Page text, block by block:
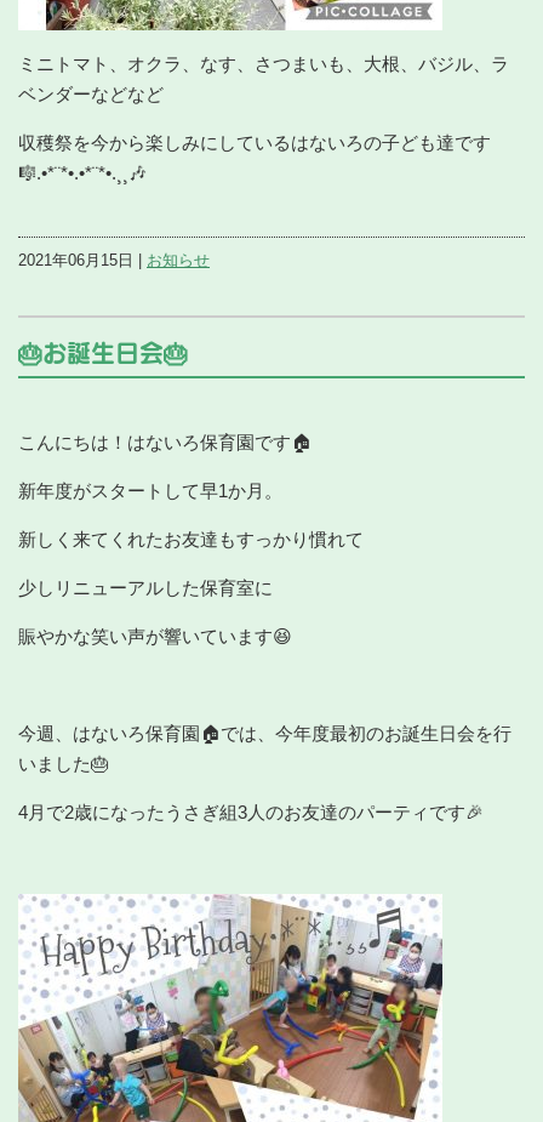
ミニトマト、オクラ、なす、さつまいも、大根、バジル、ラ
ベンダーなどなど
収穫祭を今から楽しみにしているはないろの子ども達です
🎼.•*¨*•.•*¨*•.¸¸🎶
2021年06月15日 | お知らせ
🎂お誕生日会🎂
こんにちは！はないろ保育園です🏠
新年度がスタートして早1か月。
新しく来てくれたお友達もすっかり慣れて
少しリニューアルした保育室に
賑やかな笑い声が響いています😆
今週、はないろ保育園🏠では、今年度最初のお誕生日会を行
いました🎂
4月で2歳になったうさぎ組3人のお友達のパーティです🎉